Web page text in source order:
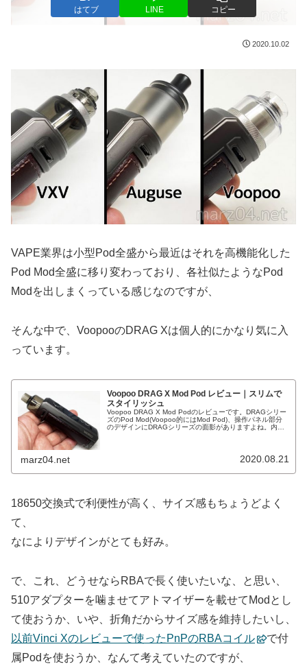
はてブ LINE コピー
2020.10.02
VAPE業界は小型Pod全盛から最近はそれを高機能化した
Pod Mod全盛に移り変わっており、各社似たようなPod
Modを出しまくっている感じなのですが、
そんな中で、VoopooのDRAG Xは個人的にかなり気に入
っています。
Voopoo DRAG X Mod Pod レビュー｜スリムで
スタイリッシュ
Voopoo DRAG X Mod Podのレビューです。DRAGシリー
ズのPod Mod(Voopoo的にはMod Pod)、操作パネル部分
のデザインにDRAGシリーズの面影がありますよね。内蔵
marz04.net 2020.08.21
18650交換式で利便性が高く、サイズ感もちょうどよく
て、
なによりデザインがとても好み。
で、これ、どうせならRBAで長く使いたいな、と思い、
510アダプターを噛ませてアトマイザーを載せてModとし
て使おうか、いや、折角だからサイズ感を維持したいし、
以前Vinci Xのレビューで使ったPnPのRBAコイル
で付
属Podを使おうか、なんて考えていたのですが、